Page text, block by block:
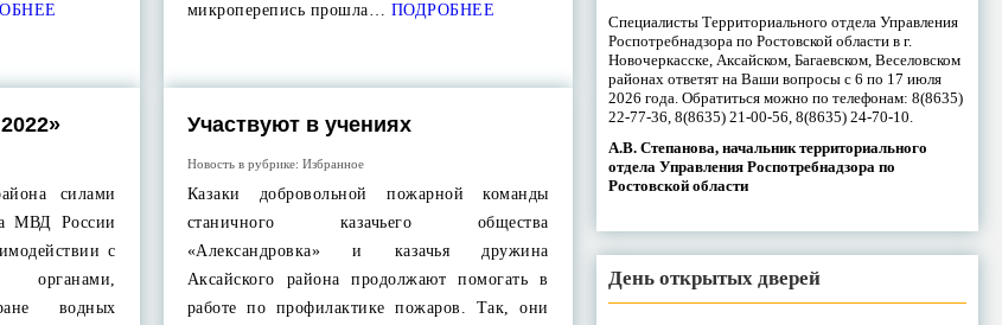
микроперепись прошла… ПОДРОБНЕЕ
силами
МВД России
с
водных
Участвуют в учениях
Новость в рубрике: Избранное
Казаки добровольной пожарной команды
станичного казачьего общества
«Александровка» и казачья дружина
Аксайского района продолжают помогать в
работе по профилактике пожаров. Так, они
Специалисты Территориального отдела Управления
Роспотребнадзора по Ростовской области в г.
Новочеркасске, Аксайском, Багаевском, Веселовском
районах ответят на Ваши вопросы с 6 по 17 июля
2026 года. Обратиться можно по телефонам: 8(8635)
22-77-36, 8(8635) 21-00-56, 8(8635) 24-70-10.
А.В. Степанова, начальник территориального
отдела Управления Роспотребнадзора по
Ростовской области
День открытых дверей